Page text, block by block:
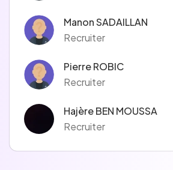
Manon SADAILLAN
Recruiter
Pierre ROBIC
Recruiter
Hajère BEN MOUSSA
Recruiter